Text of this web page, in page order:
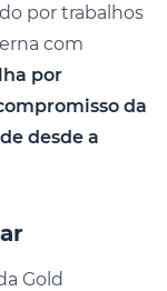
por trabalhos
com
por
da
desde a
Gold